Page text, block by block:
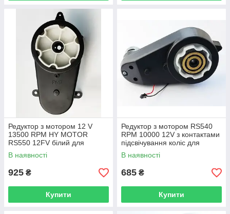
Редуктор з мотором 12 V
13500 RPM HY MOTOR
RS550 12FV білий для
дитячого електромобіля
В наявності
925 ₴
Купити
Редуктор з мотором RS540
RPM 10000 12V з контактами
підсвічування коліс для
дитячого електромобіля
В наявності
685 ₴
Купити